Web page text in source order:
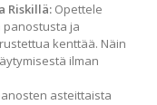
Riskillä: Opettele
ja
kenttää. Näin
ilman
asteittaista